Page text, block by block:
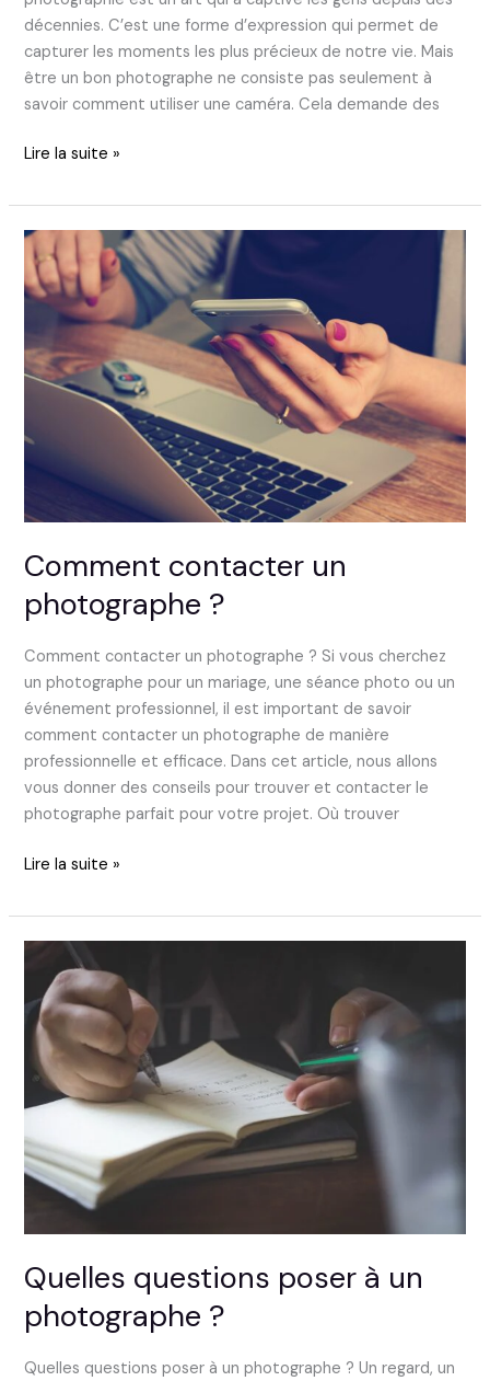
décennies. C’est une forme d’expression qui permet de
capturer les moments les plus précieux de notre vie. Mais
être un bon photographe ne consiste pas seulement à
savoir comment utiliser une caméra. Cela demande des
Lire la suite »
Comment contacter un
photographe ?
Comment contacter un photographe ? Si vous cherchez
un photographe pour un mariage, une séance photo ou un
événement professionnel, il est important de savoir
comment contacter un photographe de manière
professionnelle et efficace. Dans cet article, nous allons
vous donner des conseils pour trouver et contacter le
photographe parfait pour votre projet. Où trouver
Comment
contacter
un
photographe
?
Lire la suite »
Quelles questions poser à un
photographe ?
Quelles questions poser à un photographe ? Un regard, un
Quelles
questions
poser
un
photographe
?